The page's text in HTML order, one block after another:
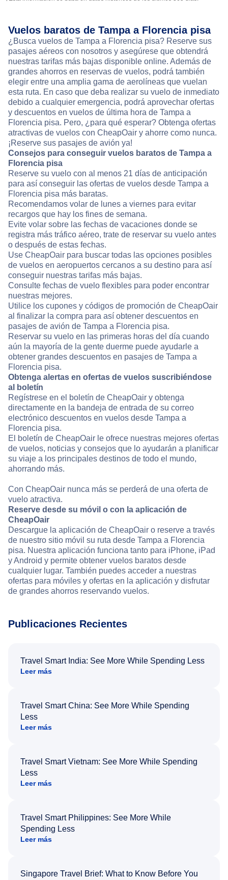
Vuelos baratos de Tampa a Florencia pisa
¿Busca vuelos de Tampa a Florencia pisa? Reserve sus
pasajes aéreos con nosotros y asegúrese que obtendrá
nuestras tarifas más bajas disponible online. Además de
grandes ahorros en reservas de vuelos, podrá también
elegir entre una amplia gama de aerolíneas que vuelan
esta ruta. En caso que deba realizar su vuelo de inmediato
debido a cualquier emergencia, podrá aprovechar ofertas
y descuentos en vuelos de última hora de Tampa a
Florencia pisa. Pero, ¿para qué esperar? Obtenga ofertas
atractivas de vuelos con CheapOair y ahorre como nunca.
¡Reserve sus pasajes de avión ya!
Consejos para conseguir vuelos baratos de Tampa a
Florencia pisa
Reserve su vuelo con al menos 21 días de anticipación
para así conseguir las ofertas de vuelos desde Tampa a
Florencia pisa más baratas.
Recomendamos volar de lunes a viernes para evitar
recargos que hay los fines de semana.
Evite volar sobre las fechas de vacaciones donde se
registra más tráfico aéreo, trate de reservar su vuelo antes
o después de estas fechas.
Use CheapOair para buscar todas las opciones posibles
de vuelos en aeropuertos cercanos a su destino para así
conseguir nuestras tarifas más bajas.
Consulte fechas de vuelo flexibles para poder encontrar
nuestras mejores.
Utilice los cupones y códigos de promoción de CheapOair
al finalizar la compra para así obtener descuentos en
pasajes de avión de Tampa a Florencia pisa.
Reservar su vuelo en las primeras horas del día cuando
aún la mayoría de la gente duerme puede ayudarle a
obtener grandes descuentos en pasajes de Tampa a
Florencia pisa.
Obtenga alertas en ofertas de vuelos suscribiéndose
al boletín
Regístrese en el boletín de CheapOair y obtenga
directamente en la bandeja de entrada de su correo
electrónico descuentos en vuelos desde Tampa a
Florencia pisa.
El boletín de CheapOair le ofrece nuestras mejores ofertas
de vuelos, noticias y consejos que lo ayudarán a planificar
su viaje a los principales destinos de todo el mundo,
ahorrando más.
Con CheapOair nunca más se perderá de una oferta de
vuelo atractiva.
Reserve desde su móvil o con la aplicación de
CheapOair
Descargue la aplicación de CheapOair o reserve a través
de nuestro sitio móvil su ruta desde Tampa a Florencia
pisa. Nuestra aplicación funciona tanto para iPhone, iPad
y Android y permite obtener vuelos baratos desde
cualquier lugar. También puedes acceder a nuestras
ofertas para móviles y ofertas en la aplicación y disfrutar
de grandes ahorros reservando vuelos.
Publicaciones Recientes
Travel Smart India: See More While Spending Less
Leer más
Travel Smart China: See More While Spending
Less
Leer más
Travel Smart Vietnam: See More While Spending
Less
Leer más
Travel Smart Philippines: See More While
Spending Less
Leer más
Singapore Travel Brief: What to Know Before You